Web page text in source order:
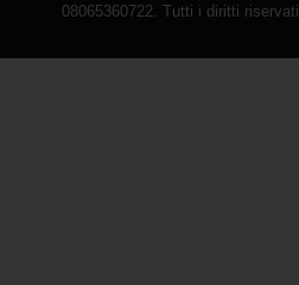
08065360722. Tutti i diritti riservati.